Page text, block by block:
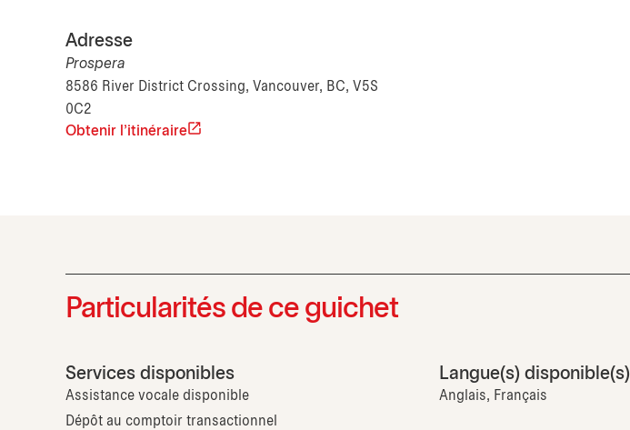
Adresse
Prospera
8586 River District Crossing, Vancouver, BC, V5S
0C2
Obtenir l'itinéraire
Particularités de ce guichet
Services disponibles
Assistance vocale disponible
Dépôt au comptoir transactionnel
Langue(s) disponible(s)
Anglais, Français